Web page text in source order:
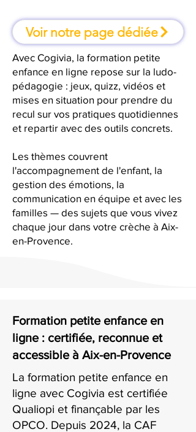
Voir notre page dédiée
Avec Cogivia, la formation petite
enfance en ligne repose sur la ludo-
pédagogie : jeux, quizz, vidéos et
mises en situation pour prendre du
recul sur vos pratiques quotidiennes
et repartir avec des outils concrets.
Les thèmes couvrent
l'accompagnement de l'enfant, la
gestion des émotions, la
communication en équipe et avec les
familles — des sujets que vous vivez
chaque jour dans votre crèche à Aix-
en-Provence.
Formation petite enfance en
ligne : certifiée, reconnue et
accessible à Aix-en-Provence
La formation petite enfance en
ligne avec Cogivia est certifiée
Qualiopi et finançable par les
OPCO. Depuis 2024, la CAF